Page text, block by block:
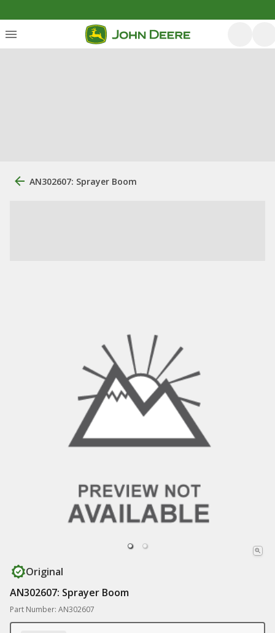
AN302607: Sprayer Boom
Original
AN302607: Sprayer Boom
Part Number: AN302607